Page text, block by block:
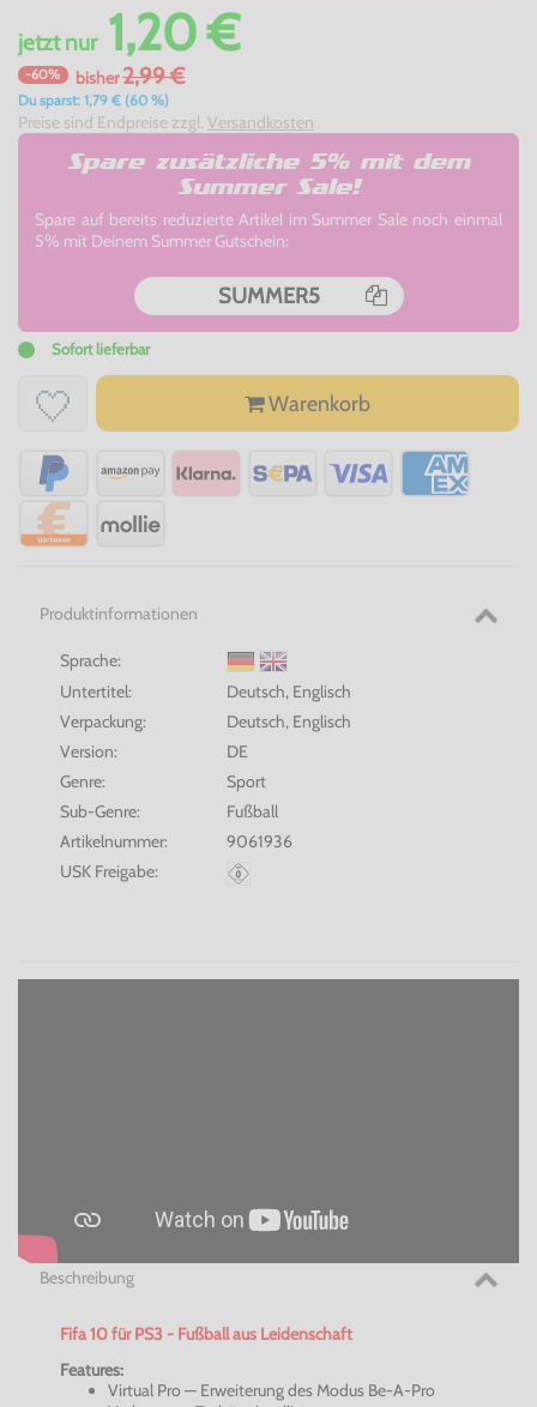
jetztnur1,20 €
-60% bisher2,99 €
Du sparst: 1,79 € (60 %)
Preise sind Endpreise zzgl. Versandkosten
Spare zusätzliche 5% mit dem
Summer Sale!
Spare auf bereits reduzierte Artikel im Summer Sale noch einmal
5% mit Deinem Summer Gutschein:
SUMMER5
Sofort lieferbar
Warenkorb
Produktinformationen
Sprache:
Untertitel:
Deutsch, Englisch
Verpackung:
Deutsch, Englisch
Version:
DE
Genre:
Sport
Sub-Genre:
Fußball
Artikelnummer:
9061936
USK Freigabe:
Beschreibung
Fifa 10 für PS3 - Fußball aus Leidenschaft
Features:
Virtual Pro — Erweiterung des Modus Be-A-Pro